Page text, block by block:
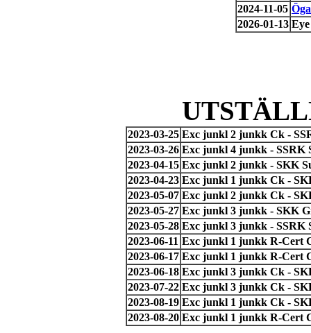
2024-11-05
2026-01-13
2023-03-25 Exc junkl 2 junkk Ck -
2023-03-26 Exc junkl 4 junkk - SSRK
2023-04-15 Exc junkl 2 junkk - SKK
2023-04-23 Exc junkl 1 junkk Ck -
2023-05-07 Exc junkl 2 junkk Ck -
2023-05-27 Exc junkl 3 junkk - SKK
2023-05-28 Exc junkl 3 junkk - SSRK
2023-06-11 Exc junkl 1 junkk R-Cert
2023-06-17 Exc junkl 1 junkk R-Cert
2023-06-18 Exc junkl 3 junkk Ck -
2023-07-22 Exc junkl 3 junkk Ck -
2023-08-19 Exc junkl 1 junkk Ck -
2023-08-20 Exc junkl 1 junkk R-Cert